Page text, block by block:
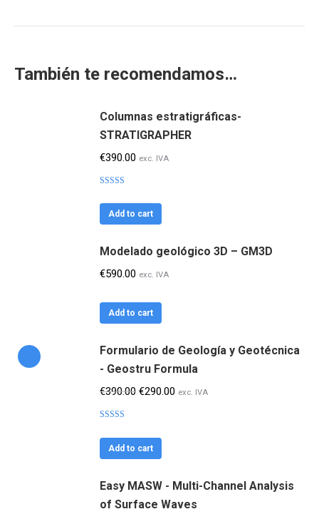
También te recomendamos…
Columnas estratigráficas-
STRATIGRAPHER
€390.00 exc. IVA
con4.14
de 5Add to cart
Modelado geológico 3D – GM3D
€590.00 exc. IVA
Add to cart
Formulario de Geología y Geotécnica
- Geostru Formula
€390.00 El
era:
€290.00 El
exc. IVA
con4.25de
Add to cart
Easy MASW - Multi-Channel Analysis
of Surface Waves